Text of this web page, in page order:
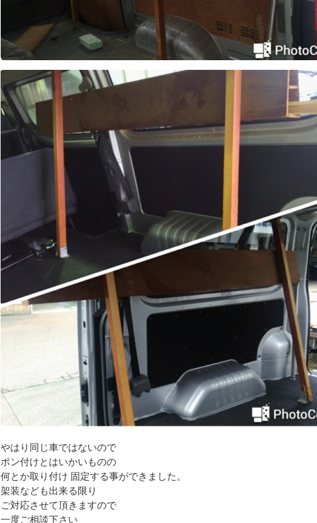
やはり同じ車ではないので
ポン付けとはいかいものの
何とか取り付け 固定する事ができました。
架装なども出来る限り
ご対応させて頂きますので
一度ご相談下さい